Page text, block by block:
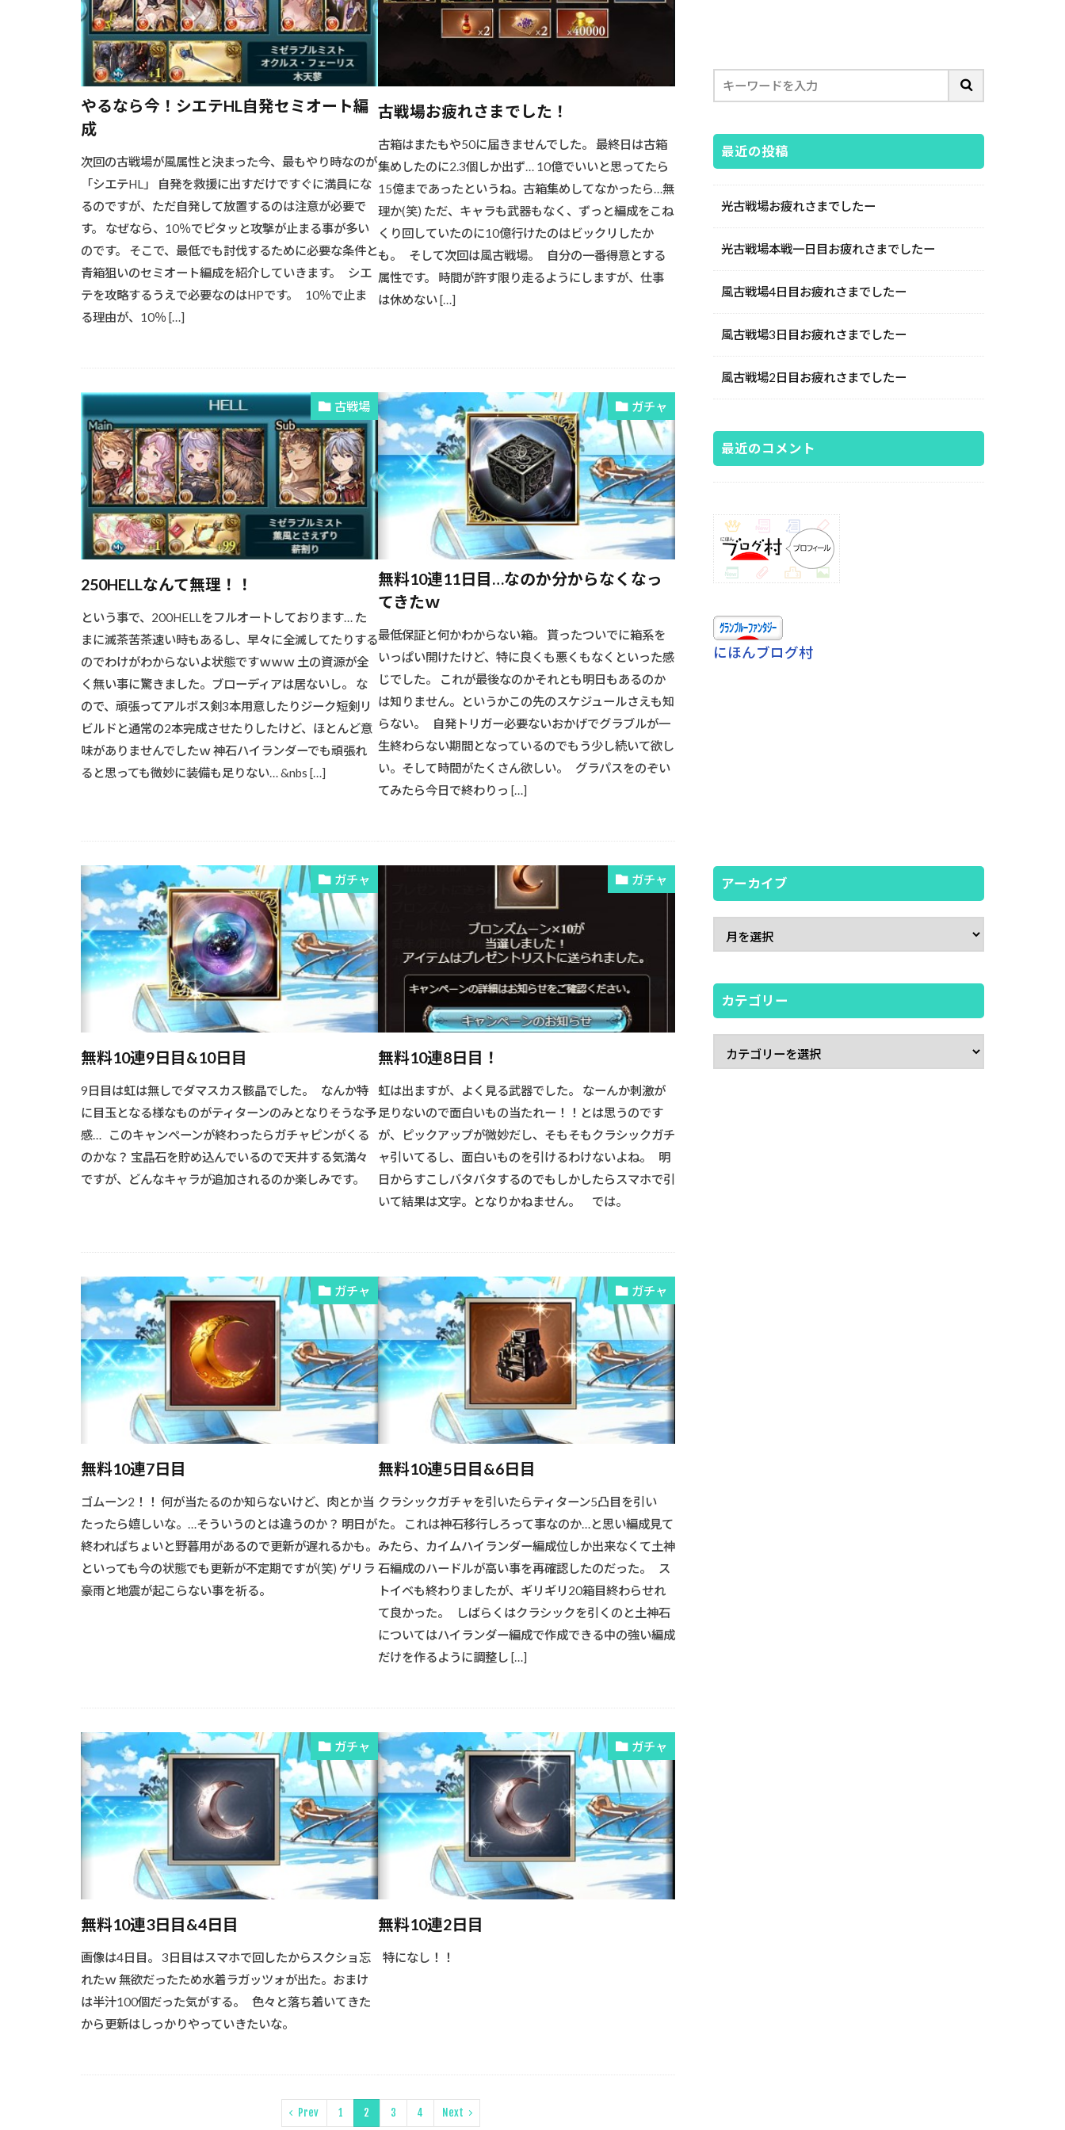
やるなら今！シエテHL自発セミオート編
成
次回の古戦場が風属性と決まった今、最もやり時なのが
「シエテHL」 自発を救援に出すだけですぐに満員にな
るのですが、ただ自発して放置するのは注意が必要で
す。 なぜなら、10％でピタッと攻撃が止まる事が多い
のです。 そこで、最低でも討伐するために必要な条件と
青箱狙いのセミオート編成を紹介していきます。 シエ
テを攻略するうえで必要なのはHPです。 10％で止ま
る理由が、10％ […]
古戦場お疲れさまでした！
古箱はまたもや50に届きませんでした。 最終日は古箱
集めしたのに2.3個しか出ず… 10億でいいと思ってたら
15億まであったというね。古箱集めしてなかったら…無
理か(笑) ただ、キャラも武器もなく、ずっと編成をこね
くり回していたのに10億行けたのはビックリしたか
も。 そして次回は風古戦場。 自分の一番得意とする
属性です。 時間が許す限り走るようにしますが、仕事
は休めない […]
古戦場
250HELLなんて無理！！
という事で、200HELLをフルオートしております… た
まに滅茶苦茶速い時もあるし、早々に全滅してたりする
のでわけがわからないよ状態ですｗｗｗ 土の資源が全
く無い事に驚きました。ブローディアは居ないし。 な
ので、頑張ってアルボス剣3本用意したりジーク短剣リ
ビルドと通常の2本完成させたりしたけど、ほとんど意
味がありませんでしたｗ 神石ハイランダーでも頑張れ
ると思っても微妙に装備も足りない… &nbs […]
ガチャ
無料10連11日目…なのか分からなくなっ
てきたｗ
最低保証と何かわからない箱。 貰ったついでに箱系を
いっぱい開けたけど、特に良くも悪くもなくといった感
じでした。 これが最後なのかそれとも明日もあるのか
は知りません。というかこの先のスケジュールさえも知
らない。 自発トリガー必要ないおかげでグラブルが一
生終わらない期間となっているのでもう少し続いて欲し
い。そして時間がたくさん欲しい。 グラパスをのぞい
てみたら今日で終わりっ […]
ガチャ
無料10連9日目&10日目
9日目は虹は無しでダマスカス骸晶でした。 なんか特
に目玉となる様なものがティターンのみとなりそうな予
感… このキャンペーンが終わったらガチャピンがくる
のかな？ 宝晶石を貯め込んでいるので天井する気満々
ですが、どんなキャラが追加されるのか楽しみです。
ガチャ
無料10連8日目！
虹は出ますが、よく見る武器でした。 なーんか刺激が
足りないので面白いもの当たれー！！とは思うのです
が、ピックアップが微妙だし、そもそもクラシックガチ
ャ引いてるし、面白いものを引けるわけないよね。 明
日からすこしバタバタするのでもしかしたらスマホで引
いて結果は文字。となりかねません。 では。
ガチャ
無料10連7日目
ゴムーン2！！ 何が当たるのか知らないけど、肉とか当
たったら嬉しいな。…そういうのとは違うのか？ 明日が
終わればちょいと野暮用があるので更新が遅れるかも。
といっても今の状態でも更新が不定期ですが(笑) ゲリラ
豪雨と地震が起こらない事を祈る。
ガチャ
無料10連5日目&6日目
クラシックガチャを引いたらティターン5凸目を引い
た。 これは神石移行しろって事なのか…と思い編成見て
みたら、カイムハイランダー編成位しか出来なくて土神
石編成のハードルが高い事を再確認したのだった。 ス
トイベも終わりましたが、ギリギリ20箱目終わらせれ
て良かった。 しばらくはクラシックを引くのと土神石
についてはハイランダー編成で作成できる中の強い編成
だけを作るように調整し […]
ガチャ
無料10連3日目&4日目
画像は4日目。 3日目はスマホで回したからスクショ忘
れたｗ 無欲だったため水着ラガッツォが出た。おまけ
は半汁100個だった気がする。 色々と落ち着いてきた
から更新はしっかりやっていきたいな。
ガチャ
無料10連2日目
特になし！！
Prev 1 2 3 4 Next
最近の投稿
光古戦場お疲れさまでしたー
光古戦場本戦一日目お疲れさまでしたー
風古戦場4日目お疲れさまでしたー
風古戦場3日目お疲れさまでしたー
風古戦場2日目お疲れさまでしたー
最近のコメント
にほんブログ村
アーカイブ
カテゴリー